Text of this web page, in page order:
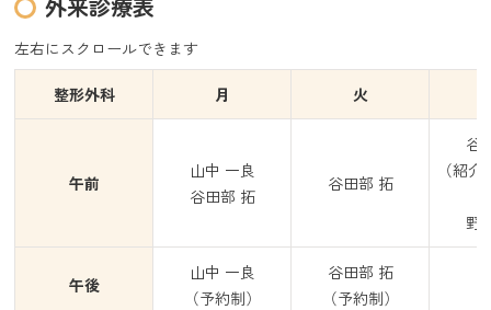
整形外科 月 火
午前
山中 一良
谷田部 拓
谷田部 拓
谷
（紹
野
午後
山中 一良
（予約制）
谷田部 拓
（予約制）